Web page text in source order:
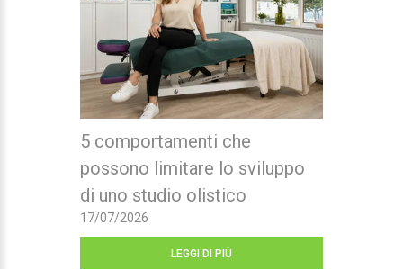
5 comportamenti che
possono limitare lo sviluppo
di uno studio olistico
17/07/2026
LEGGI DI PIÙ